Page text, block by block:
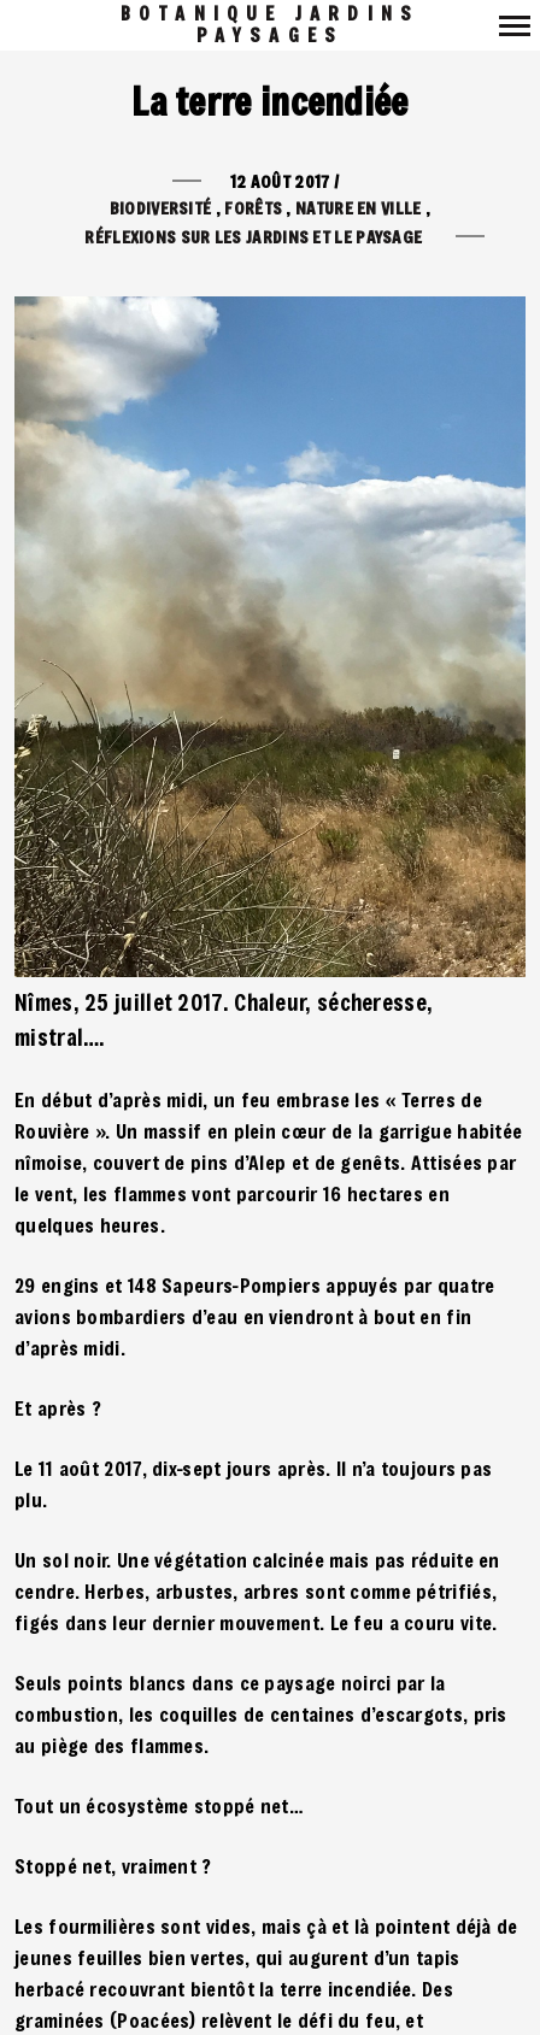
principale
BOTANIQUE JARDINS
PAYSAGES
La terre incendiée
12 AOÛT 2017 /
BIODIVERSITÉ
FORÊTS
NATURE EN VILLE
RÉFLEXIONS SUR LES JARDINS ET LE PAYSAGE
Nîmes, 25 juillet 2017. Chaleur, sécheresse,
mistral….
En début d’après midi, un feu embrase les « Terres de
Rouvière ». Un massif en plein cœur de la garrigue habitée
nîmoise, couvert de pins d’Alep et de genêts. Attisées par
le vent, les flammes vont parcourir 16 hectares en
quelques heures.
29 engins et 148 Sapeurs-Pompiers appuyés par quatre
avions bombardiers d’eau en viendront à bout en fin
d’après midi.
Et après ?
Le 11 août 2017, dix-sept jours après. Il n’a toujours pas
plu.
Un sol noir. Une végétation calcinée mais pas réduite en
cendre. Herbes, arbustes, arbres sont comme pétrifiés,
figés dans leur dernier mouvement. Le feu a couru vite.
Seuls points blancs dans ce paysage noirci par la
combustion, les coquilles de centaines d’escargots, pris
au piège des flammes.
Tout un écosystème stoppé net…
Stoppé net, vraiment ?
Les fourmilières sont vides, mais çà et là pointent déjà de
jeunes feuilles bien vertes, qui augurent d’un tapis
herbacé recouvrant bientôt la terre incendiée. Des
graminées (Poacées) relèvent le défi du feu, et